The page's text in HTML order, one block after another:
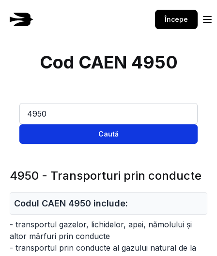
Începe
Cod CAEN 4950
Caută
4950 - Transporturi prin conducte
Codul CAEN 4950 include:
- transportul gazelor, lichidelor, apei, nămolului și
altor mărfuri prin conducte
- transportul prin conducte al gazului natural de la